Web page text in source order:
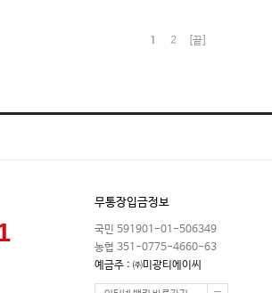
1 2 [끝]
무통장입금정보
국민 591901-01-506349
농협 351-0775-4660-63
예금주 : ㈜미광티에이씨